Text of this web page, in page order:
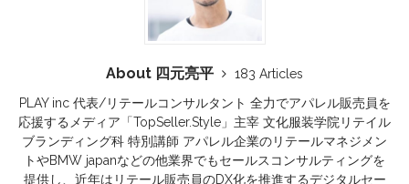
About 四元亮平
183 Articles
PLAY inc 代表/リテールコンサルタント 全力でアパレル販売員を
応援するメディア「TopSeller.Style」主宰 文化服装学院リテイル
ブランディング科 特別講師 アパレル企業のリテールマネジメン
トやBMW japanなどの他業界でもセールスコンサルティングを
提供し、近年はリテール販売員のDX化を推進するデジタルセー